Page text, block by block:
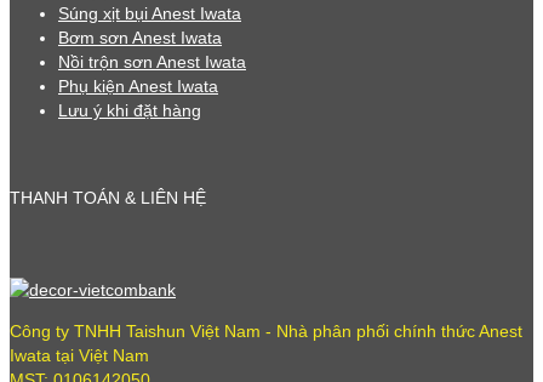
Súng xịt bụi Anest Iwata
Bơm sơn Anest Iwata
Nồi trộn sơn Anest Iwata
Phụ kiện Anest Iwata
Lưu ý khi đặt hàng
THANH TOÁN & LIÊN HỆ
Công ty TNHH Taishun Việt Nam - Nhà phân phối chính thức Anest
Iwata tại Việt Nam